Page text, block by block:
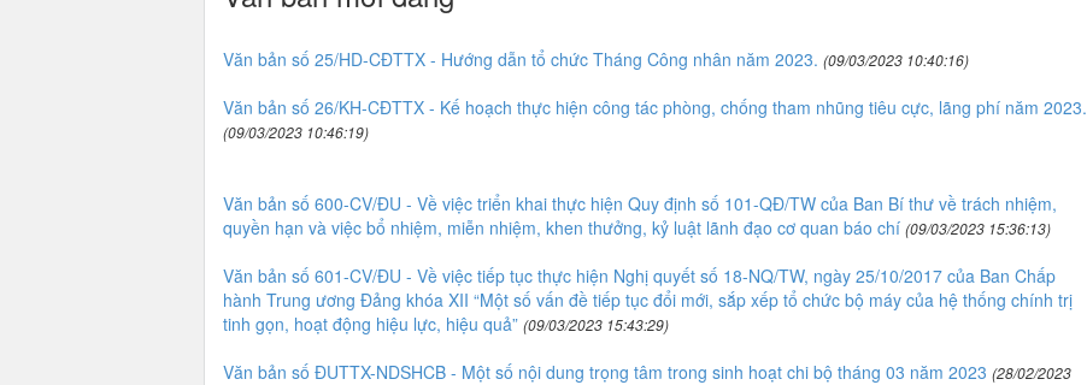
Văn bản số 25/HD-CĐTTX - Hướng dẫn tổ chức Tháng Công nhân năm 2023. (09/03/2023 10:40:16)
Văn bản số 26/KH-CĐTTX - Kế hoạch thực hiện công tác phòng, chống tham nhũng tiêu cực, lãng phí năm 2023.
(09/03/2023 10:46:19)
Văn bản số 600-CV/ĐU - Về việc triển khai thực hiện Quy định số 101-QĐ/TW của Ban Bí thư về trách nhiệm,
quyền hạn và việc bổ nhiệm, miễn nhiệm, khen thưởng, kỷ luật lãnh đạo cơ quan báo chí (09/03/2023 15:36:13)
Văn bản số 601-CV/ĐU - Về việc tiếp tục thực hiện Nghị quyết số 18-NQ/TW, ngày 25/10/2017 của Ban Chấp
hành Trung ương Đảng khóa XII “Một số vấn đề tiếp tục đổi mới, sắp xếp tổ chức bộ máy của hệ thống chính trị
tinh gọn, hoạt động hiệu lực, hiệu quả” (09/03/2023 15:43:29)
Văn bản số ĐUTTX-NDSHCB - Một số nội dung trọng tâm trong sinh hoạt chi bộ tháng 03 năm 2023 (28/02/2023